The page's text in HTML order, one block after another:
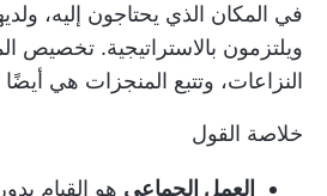
في المكان الذي يحتاجون إليه،
ويلتزمون بالاستراتيجية. تخصيص
النزاعات، وتتبع المنجزات هي أيضًا
خلاصة القول
العمل الجماعي هو القيام